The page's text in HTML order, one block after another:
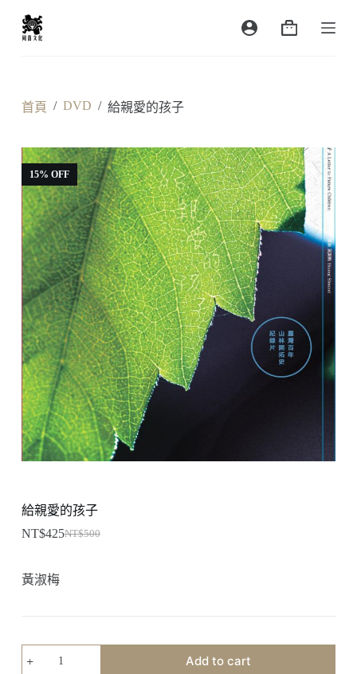
跳
至
容
購
首頁 / DVD / 給親愛的孩子
15% OFF
給親愛的孩子
NT$500
Original
NT$500.
NT$425Current
NT$425.
黃淑梅
Add to cart